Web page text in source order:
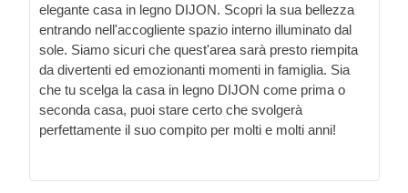
elegante casa in legno DIJON. Scopri la sua bellezza
entrando nell'accogliente spazio interno illuminato dal
sole. Siamo sicuri che quest'area sarà presto riempita
da divertenti ed emozionanti momenti in famiglia. Sia
che tu scelga la casa in legno DIJON come prima o
seconda casa, puoi stare certo che svolgerà
perfettamente il suo compito per molti e molti anni!